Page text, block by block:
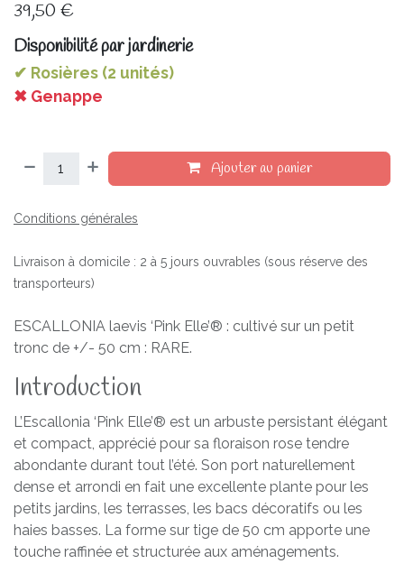
39,50 €
Disponibilité par jardinerie
✔ Rosières (2 unités)
✖ Genappe
Ajouter au panier
Conditions générales
Livraison à domicile : 2 à 5 jours ouvrables (sous réserve des
transporteurs)
ESCALLONIA laevis ‘Pink Elle’® : cultivé sur un petit
tronc de +/- 50 cm : RARE.
Introduction
L’Escallonia ‘Pink Elle’® est un arbuste persistant élégant
et compact, apprécié pour sa floraison rose tendre
abondante durant tout l’été. Son port naturellement
dense et arrondi en fait une excellente plante pour les
petits jardins, les terrasses, les bacs décoratifs ou les
haies basses. La forme sur tige de 50 cm apporte une
touche raffinée et structurée aux aménagements.